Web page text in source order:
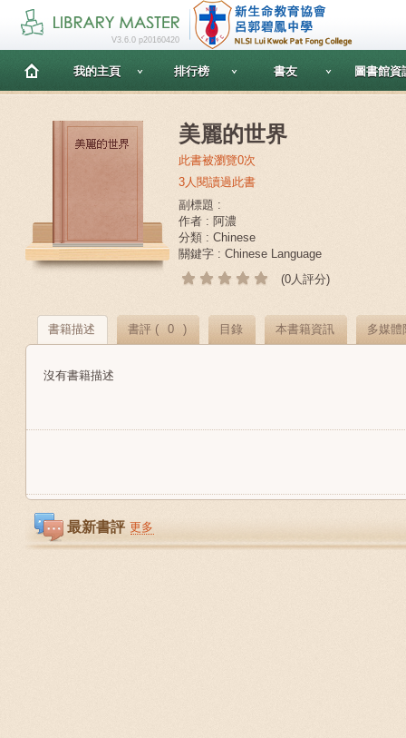
V3.6.0 p20160420
我的主頁 排行榜 書友 圖書館資
美麗的世界
此書被瀏覽0次
3人閱讀過此書
副標題 :
作者 : 阿濃
分類 : Chinese
關鍵字 : Chinese Language
(0人評分)
書籍描述 書評 ( 0 ) 目錄 本書籍資訊 多媒體
沒有書籍描述
最新書評 更多